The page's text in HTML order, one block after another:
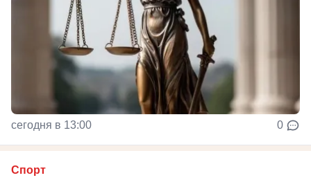
сегодня в 13:00 0
Спорт